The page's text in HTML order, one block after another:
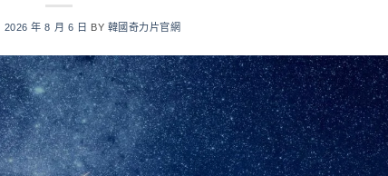
2026 年 8 月 6 日 BY 韓國奇力片官網